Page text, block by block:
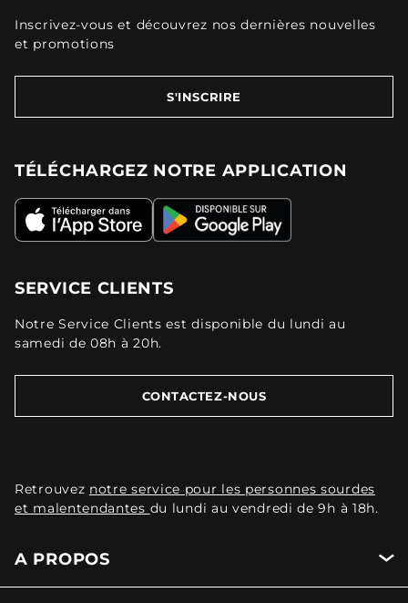
Inscrivez-vous et découvrez nos dernières nouvelles
et promotions
S'INSCRIRE
TÉLÉCHARGEZ NOTRE APPLICATION
SERVICE CLIENTS
Notre Service Clients est disponible du lundi au
samedi de 08h à 20h.
CONTACTEZ-NOUS
Retrouvez notre service pour les personnes sourdes
et malentendantes du lundi au vendredi de 9h à 18h.
A PROPOS